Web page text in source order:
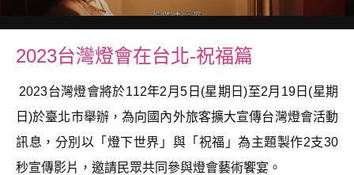
2023台灣燈會在台北-祝福篇
2023台灣燈會將於112年2月5日(星期日)至2月19日(星期
日)於臺北市舉辦，為向國內外旅客擴大宣傳台灣燈會活動
訊息，分別以「燈下世界」與「祝福」為主題製作2支30
秒宣傳影片，邀請民眾共同參與燈會藝術饗宴。